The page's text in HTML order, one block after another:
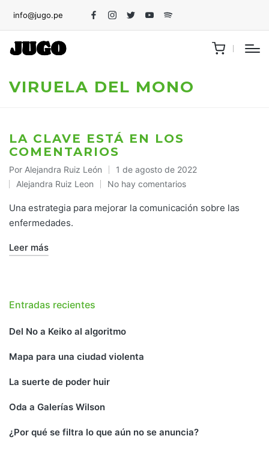
info@jugo.pe
FacebookInstagram
TwitterYoutubeSpotify
VIRUELA DEL MONO
LA CLAVE ESTÁ EN LOS
COMENTARIOS
Publicado
por
Por Alejandra Ruiz León 1 de agosto de 2022
Publicado
en
Alejandra Ruiz Leon No hay comentarios
Una estrategia para mejorar la comunicación sobre las
enfermedades.
Leer más
Entradas recientes
Del No a Keiko al algoritmo
Mapa para una ciudad violenta
La suerte de poder huir
Oda a Galerías Wilson
¿Por qué se filtra lo que aún no se anuncia?